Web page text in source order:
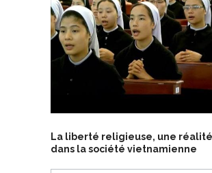
La liberté religieuse, une
dans la société vietnamienne